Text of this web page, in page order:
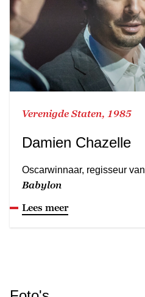
Verenigde Staten, 1985
Damien Chazelle
Oscarwinnaar, regisseur van
Babylon
Lees meer